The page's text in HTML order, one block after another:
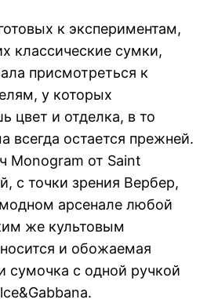
к экспериментам,
классические сумки,
присмотреться к
у которых
цвет и отделка, в то
всегда остается прежней.
Monogram от Saint
с точки зрения Вербер,
арсенале любой
же культовым
и обожаемая
сумочка с одной ручкой